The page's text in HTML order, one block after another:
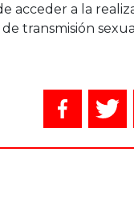
acceder a la
transmisión